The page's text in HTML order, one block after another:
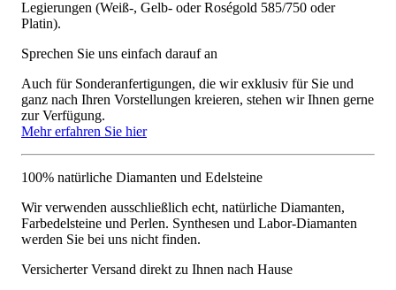
Legierungen (Weiß-, Gelb- oder Roségold 585/750 oder
Platin).
Sprechen Sie uns einfach darauf an
Auch für Sonderanfertigungen, die wir exklusiv für Sie und
ganz nach Ihren Vorstellungen kreieren, stehen wir Ihnen gerne
zur Verfügung.
Mehr erfahren Sie hier
100% natürliche Diamanten und Edelsteine
Wir verwenden ausschließlich echt, natürliche Diamanten,
Farbedelsteine und Perlen. Synthesen und Labor-Diamanten
werden Sie bei uns nicht finden.
Versicherter Versand direkt zu Ihnen nach Hause